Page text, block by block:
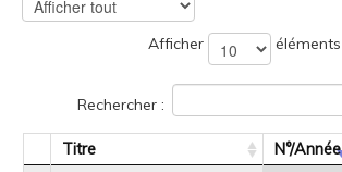
Afficher éléments
Rechercher :
Titre N°/Année